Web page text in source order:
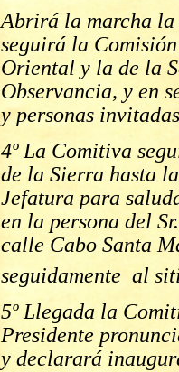
Abrirá la marcha
seguirá la
Oriental y la de la
Observancia, y en
y personas
4º La Comitiva
de la Sierra hasta
Jefatura para
en la persona del
calle Cabo Santa
seguidamente al
5º Llegada la
Presidente
y declarará